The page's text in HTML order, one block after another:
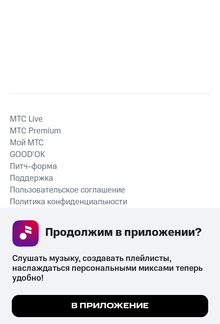
СКАЧАТЬ ПРИЛОЖЕНИЕ
MTС Live
MTС Premium
Мой МТС
GOOD’OK
Питч-форма
Поддержка
Пользовательское соглашение
Политика конфиденциальности
психотропных веществ, их аналогов причиняет вред здоровью,
их незаконный оборот запрещён и влечёт установленную
законодательством ответственность.
Мы используем куки, чтобы на сайте все
Подробнее
Слушать музыку, создавать плейлисты,
наслаждаться персональными миксами теперь
удобно!
В ПРИЛОЖЕНИЕ